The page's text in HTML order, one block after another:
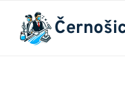
Přeskočit
obsah